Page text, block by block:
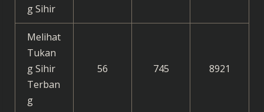
g Sihir
Melihat
Tukan
g Sihir
Terban
g
56 745 8921